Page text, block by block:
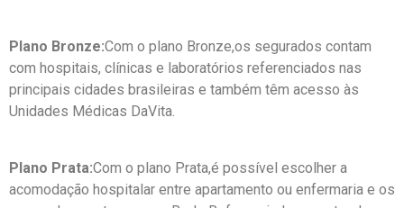
Plano Bronze:Com o plano Bronze,os segurados contam
com hospitais, clínicas e laboratórios referenciados nas
principais cidades brasileiras e também têm acesso às
Unidades Médicas DaVita.
Plano Prata:Com o plano Prata,é possível escolher a
acomodação hospitalar entre apartamento ou enfermaria e os